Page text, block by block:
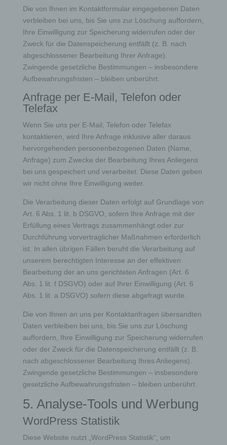
Die von Ihnen im Kontaktformular eingegebenen Daten
verbleiben bei uns, bis Sie uns zur Löschung auffordern,
Ihre Einwilligung zur Speicherung widerrufen oder der
Zweck für die Datenspeicherung entfällt (z. B. nach
abgeschlossener Bearbeitung Ihrer Anfrage).
Zwingende gesetzliche Bestimmungen – insbesondere
Aufbewahrungsfristen – bleiben unberührt.
Anfrage per E-Mail, Telefon oder
Telefax
Wenn Sie uns per E-Mail, Telefon oder Telefax
kontaktieren, wird Ihre Anfrage inklusive aller daraus
hervorgehenden personenbezogenen Daten (Name,
Anfrage) zum Zwecke der Bearbeitung Ihres Anliegens
bei uns gespeichert und verarbeitet. Diese Daten geben
wir nicht ohne Ihre Einwilligung weiter.
Die Verarbeitung dieser Daten erfolgt auf Grundlage von
Art. 6 Abs. 1 lit. b DSGVO, sofern Ihre Anfrage mit der
Erfüllung eines Vertrags zusammenhängt oder zur
Durchführung vorvertraglicher Maßnahmen erforderlich
ist. In allen übrigen Fällen beruht die Verarbeitung auf
unserem berechtigten Interesse an der effektiven
Bearbeitung der an uns gerichteten Anfragen (Art. 6
Abs. 1 lit. f DSGVO) oder auf Ihrer Einwilligung (Art. 6
Abs. 1 lit. a DSGVO) sofern diese abgefragt wurde.
Die von Ihnen an uns per Kontaktanfragen übersandten
Daten verbleiben bei uns, bis Sie uns zur Löschung
auffordern, Ihre Einwilligung zur Speicherung widerrufen
oder der Zweck für die Datenspeicherung entfällt (z. B.
nach abgeschlossener Bearbeitung Ihres Anliegens).
Zwingende gesetzliche Bestimmungen – insbesondere
gesetzliche Aufbewahrungsfristen – bleiben unberührt.
5. Analyse-Tools und Werbung
WordPress Statistik
Diese Website nutzt „WordPress Statistik“, um
Cookies verwendet, muss beispielsweise nicht bei
jedem Besuch der Internetseite erneut seine
Zugangsdaten eingeben, weil dies von der
Internetseite und dem auf dem Computersystem
des Benutzers abgelegten Cookie übernommen
wird. Ein weiteres Beispiel ist das Cookie eines
Warenkorbes im Online-Shop. Der Online-Shop
merkt sich die Artikel, die ein Kunde in den
Die betroffene Person kann die Setzung von
Cookies durch unsere Internetseite jederzeit
mittels einer entsprechenden Einstellung des
genutzten Internetbrowsers verhindern und damit
der Setzung von Cookies dauerhaft
widersprechen. Ferner können bereits gesetzte
Cookies jederzeit über einen Internetbrowser oder
andere Softwareprogramme gelöscht werden. Dies
ist in allen gängigen Internetbrowsern möglich.
Cookies in dem genutzten Internetbrowser, sind
unter Umständen nicht alle Funktionen unserer
Internetseite vollumfänglich nutzbar.
Erfassung von allgemeinen Daten und
Informationen
Die Internetseite erfasst mit jedem Aufruf der
Internetseite durch eine betroffene Person oder ein
automatisiertes System eine Reihe von allgemeinen
Informationen werden in den Logfiles des Servers
gespeichert. Erfasst werden können die (1) verwendeten
Browsertypen und Versionen, (2) das vom zugreifenden
System verwendete Betriebssystem, (3) die
Internetseite, von welcher ein zugreifendes System auf
unsere Internetseite gelangt (sogenannte Referrer), (4)
die Unterwebseiten, welche über ein zugreifendes
System auf unserer Internetseite angesteuert werden,
(5) das Datum und die Uhrzeit eines Zugriffs auf die
Internetseite, (6) eine Internet-Protokoll-Adresse (IP-
Adresse), (7) der Internet-Service-Provider des
zugreifenden Systems und (8) sonstige ähnliche Daten
und Informationen, die der Gefahrenabwehr im Falle von
Angriffen auf unsere informationstechnologischen